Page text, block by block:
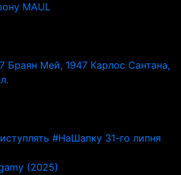
MAUL
Браян Мей, 1947 Карлос Сантана,
#НаШапку 31-го липня
(2025)